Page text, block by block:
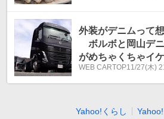
外装がデニムって
ボルボと岡山デ
がめちゃくちゃイ
WEB CARTOP11/27(木)
Yahoo!くらし